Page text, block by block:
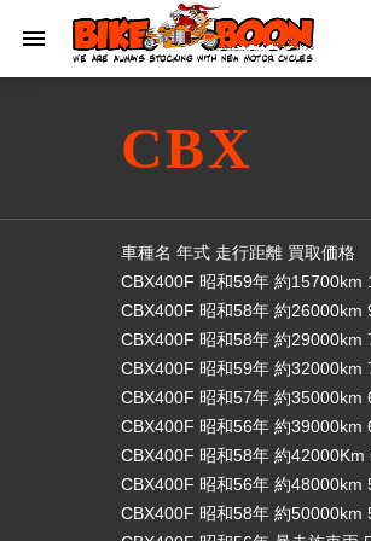
CBX
車種名 年式 走行距離 買取価格
CBX400F 昭和59年 約15700km
CBX400F 昭和58年 約26000km
CBX400F 昭和58年 約29000km
CBX400F 昭和59年 約32000km
CBX400F 昭和57年 約35000km
CBX400F 昭和56年 約39000km
CBX400F 昭和58年 約42000Km
CBX400F 昭和56年 約48000km
CBX400F 昭和58年 約50000km